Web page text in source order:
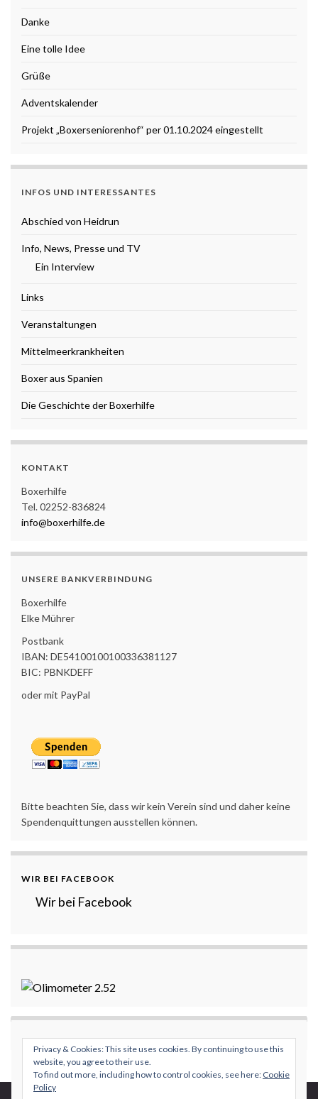
Danke
Eine tolle Idee
Grüße
Adventskalender
Projekt „Boxerseniorenhof“ per 01.10.2024 eingestellt
INFOS UND INTERESSANTES
Abschied von Heidrun
Info, News, Presse und TV
Ein Interview
Links
Veranstaltungen
Mittelmeerkrankheiten
Boxer aus Spanien
Die Geschichte der Boxerhilfe
KONTAKT
Boxerhilfe
Tel. 02252-836824
info@boxerhilfe.de
UNSERE BANKVERBINDUNG
Boxerhilfe
Elke Mührer
Postbank
IBAN: DE54100100100336381127
BIC: PBNKDEFF
oder mit PayPal
Bitte beachten Sie, dass wir kein Verein sind und daher keine
Spendenquittungen ausstellen können.
WIR BEI FACEBOOK
Wir bei Facebook
Privacy & Cookies: This site uses cookies. By continuing to use this
website, you agree to their use.
To find out more, including how to control cookies, see here: Cookie
Policy